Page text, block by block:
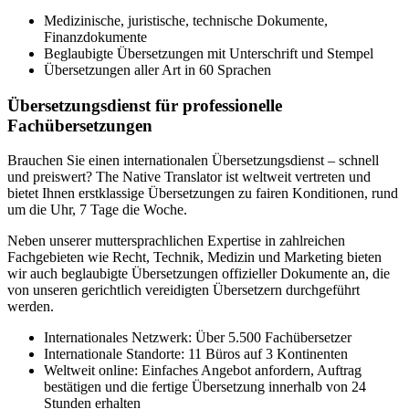
Medizinische, juristische, technische Dokumente,
Finanzdokumente
Beglaubigte Übersetzungen mit Unterschrift und Stempel
Übersetzungen aller Art in 60 Sprachen
Übersetzungsdienst für professionelle
Fachübersetzungen
Brauchen Sie einen internationalen Übersetzungsdienst – schnell
und preiswert? The Native Translator ist weltweit vertreten und
bietet Ihnen erstklassige Übersetzungen zu fairen Konditionen, rund
um die Uhr, 7 Tage die Woche.
Neben unserer muttersprachlichen Expertise in zahlreichen
Fachgebieten wie Recht, Technik, Medizin und Marketing bieten
wir auch beglaubigte Übersetzungen offizieller Dokumente an, die
von unseren gerichtlich vereidigten Übersetzern durchgeführt
werden.
Internationales Netzwerk: Über 5.500 Fachübersetzer
Internationale Standorte: 11 Büros auf 3 Kontinenten
Weltweit online: Einfaches Angebot anfordern, Auftrag
bestätigen und die fertige Übersetzung innerhalb von 24
Stunden erhalten